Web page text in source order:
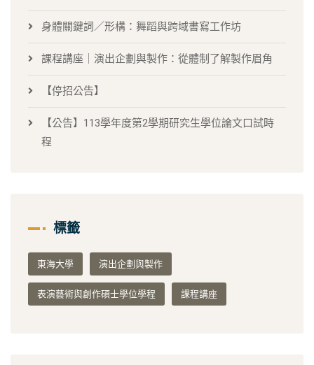
身體關鍵詞／形構：舞蹈與跨域書寫工作坊
課程講座｜演出企劃與製作：從體制了解製作眉角
【停招公告】
【公告】113學年度第2學期研究生學位論文口試時
程
標籤
東海大學 演出企劃與製作
表演藝術與創作碩士學位學程 課程講座